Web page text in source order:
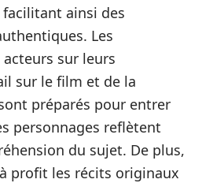
ainsi des
Les
sur leurs
sur le film et de la
préparés pour entrer
personnages reflètent
du sujet. De plus,
profit les récits originaux